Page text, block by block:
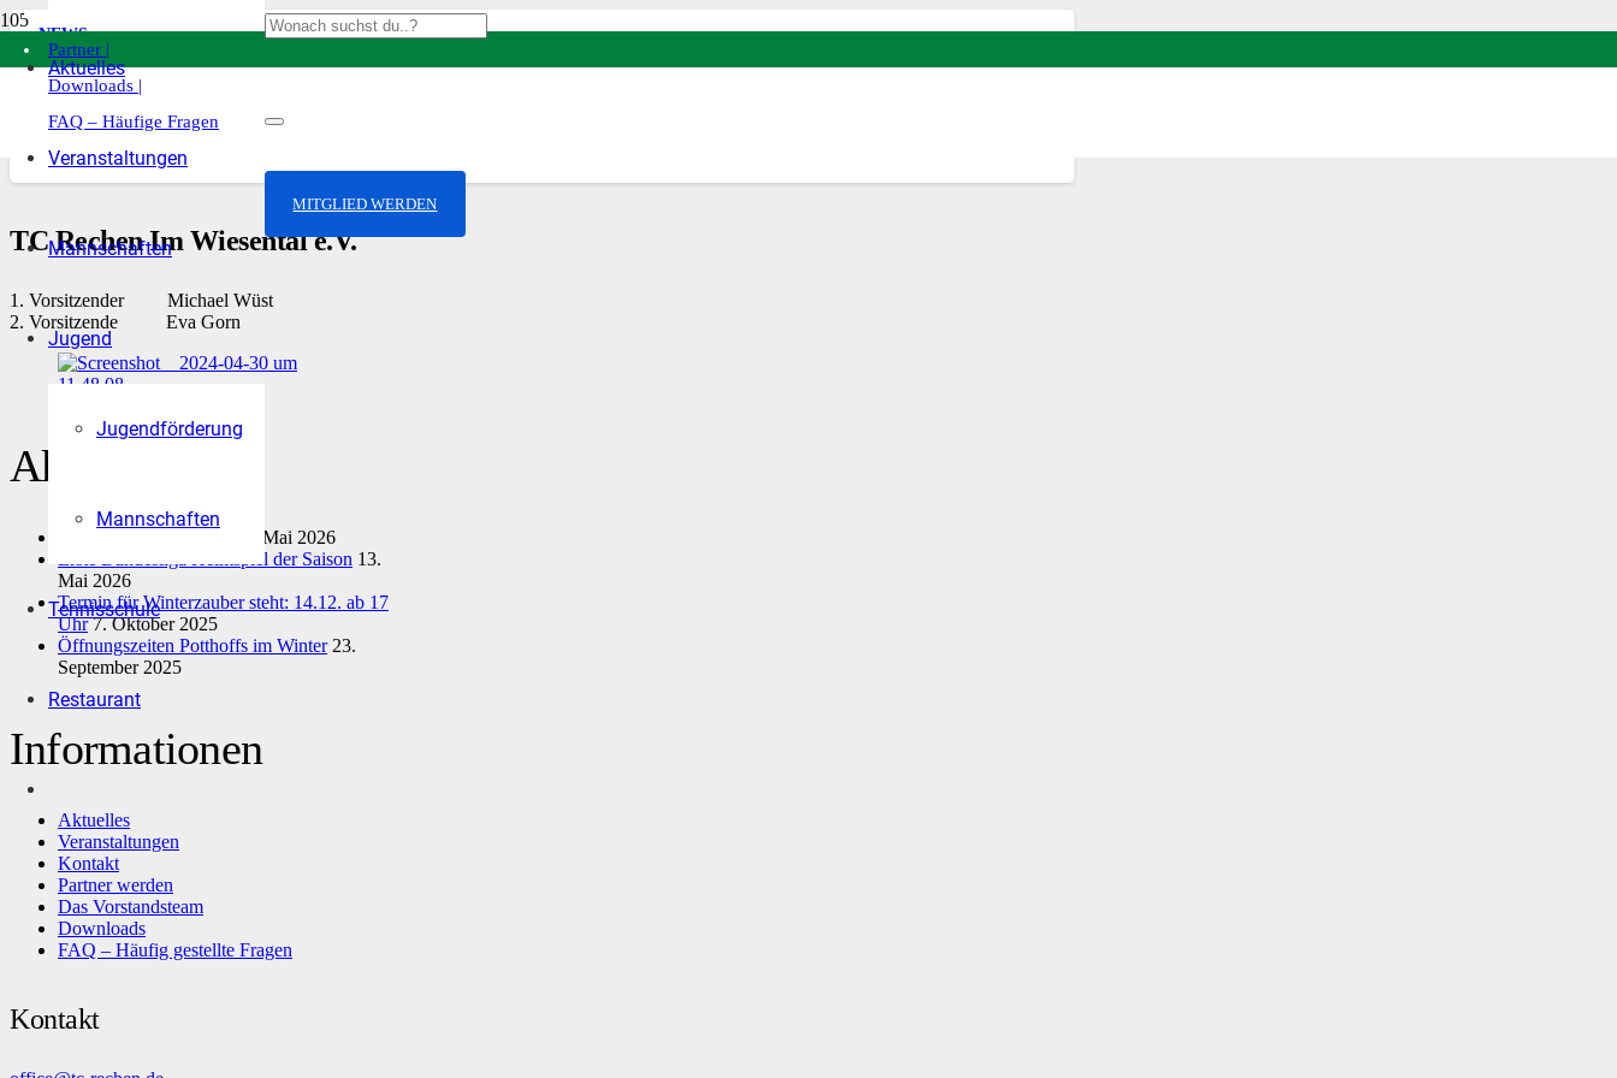
Partner |
Downloads |
FAQ – Häufige Fragen
Aktuelles
Veranstaltungen
Mannschaften
Jugend
Jugendförderung
Mannschaften
Tennisschule
Restaurant
MITGLIED WERDEN
NEWS
3. Juli 2023
TC Rechen Im Wiesental e.V.
1. Vorsitzender Michael Wüst
2. Vorsitzende Eva Gorn
Aktuelles
18. Mai 2026
Erste Bundesliga Heimspiel der Saison 13.
Mai 2026
Termin für Winterzauber steht: 14.12. ab 17
Uhr 7. Oktober 2025
Öffnungszeiten Potthoffs im Winter 23.
September 2025
Informationen
Aktuelles
Veranstaltungen
Kontakt
Partner werden
Das Vorstandsteam
Downloads
FAQ – Häufig gestellte Fragen
Kontakt